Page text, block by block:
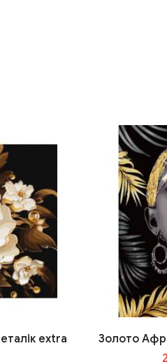
extra Золото